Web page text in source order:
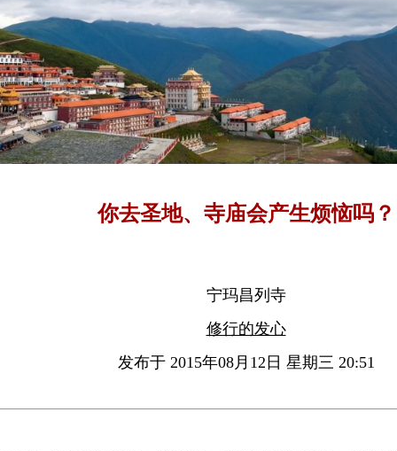
你去圣地、寺庙会产生烦恼吗？
宁玛昌列寺
修行的发心
发布于 2015年08月12日 星期三 20:51